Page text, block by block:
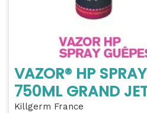
VAZOR® HP
750ML GRAND
Killgerm France